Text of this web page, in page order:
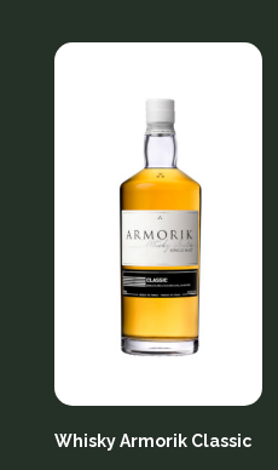
Whisky Armorik Classic